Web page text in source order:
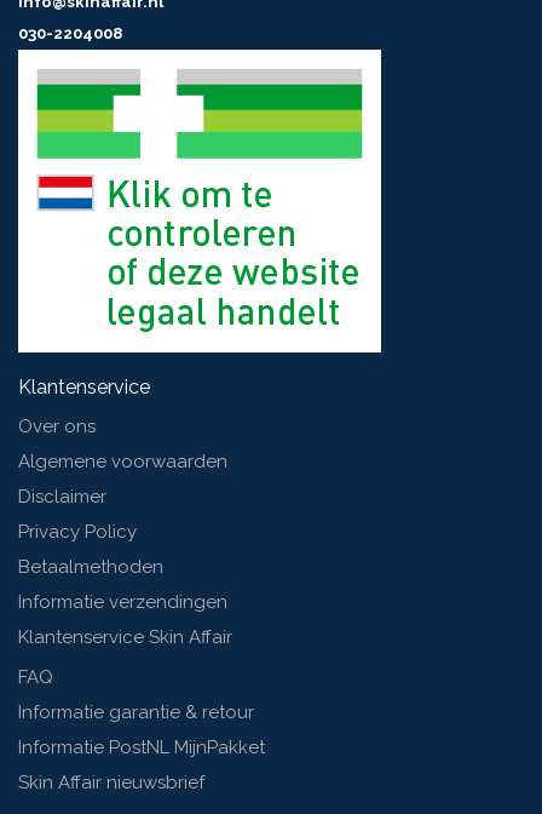
030-2204008
Klantenservice
Over ons
Algemene voorwaarden
Disclaimer
Privacy Policy
Betaalmethoden
Informatie verzendingen
Klantenservice Skin Affair
FAQ
Informatie garantie & retour
Informatie PostNL MijnPakket
Skin Affair nieuwsbrief